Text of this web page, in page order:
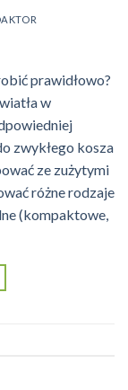
prawidłowo?
w
zwykłego kosza
ze zużytymi
różne rodzaje
(kompaktowe,